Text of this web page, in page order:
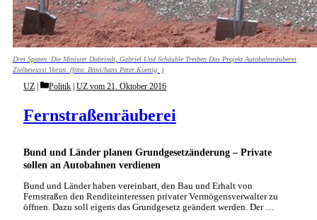
Drei Spaten: Die Minister Dobrindt, Gabriel Und Schäuble Treiben Das Projekt Autobahnräuberei
Zielbewusst Voran. (foto: Bmvi/hans Peter Koenig )
Bund und Länder planen Grundgesetzänderung – Private
sollen an Autobahnen verdienen
Fernstraßenräuberei
UZ Categories
Politik UZ vom 21. Oktober 2016
Bund und Länder haben vereinbart, den Bau und Erhalt von
Fernstraßen den Renditeinteressen privater Vermögensverwalter zu
öffnen. Dazu soll eigens das Grundgesetz geändert werden. Der …